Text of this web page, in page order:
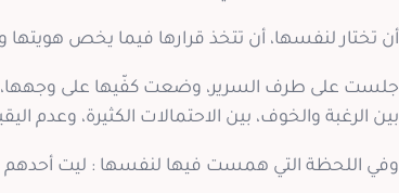
أن تختار لنفسها، أن تتخذ قرارها فيما يخص
جلست على طرف السرير، وضعت كفّيها على وجهها،
بين الرغبة والخوف، بين الاحتمالات الكثيرة، وعدم
وفي اللحظة التي همست فيها لنفسها : ليت أحدهم